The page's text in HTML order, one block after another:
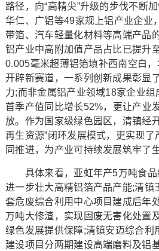
路径，向“高精尖”升级的步伐不断
华仁、广铝等49家规上铝产业企业
带箔、汽车轻量化材料等高端产品
铝产业中高附加值产品占比已提升
0.005毫米超薄铝箔填补西南空白
开辟新赛道，一系列创新成果彰显
力;而非金属铝产业领域18家企业
首季产值同比增长52%，更让产业
放。作为国家级绿色园区，清镇
再生资源”闭环发展模式，更实现
同推进，为产业可持续发展筑牢了
具体来看，亚虹年产5万吨食品
进一步壮大高精铝箔产品产能;清镇
套危废综合利用中心项目建成后年
万吨大修渣，实现固废无害化处置
绿色发展提供保障;清镇安迈综合利
建设项目分两期建设高端磨料及铝